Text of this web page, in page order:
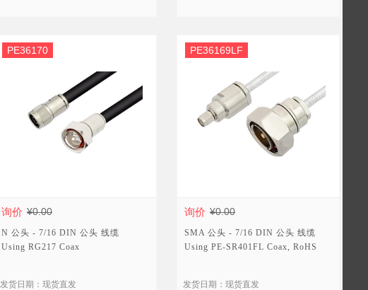
询价 ¥0.00
PE36170
N 公头 - 7/16 DIN 公头 线缆
Using RG217 Coax
发货日期：现货直发
询价 ¥0.00
PE36169LF
SMA 公头 - 7/16 DIN 公头 线缆
Using PE-SR401FL Coax, RoHS
发货日期：现货直发